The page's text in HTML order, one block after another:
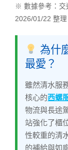
※ 數據參考：交
2026/01/22 整理
為什
最愛？
雖然清水服
核心的西螺
物流與長途
站強化了櫃
性較重的清
的補給與如